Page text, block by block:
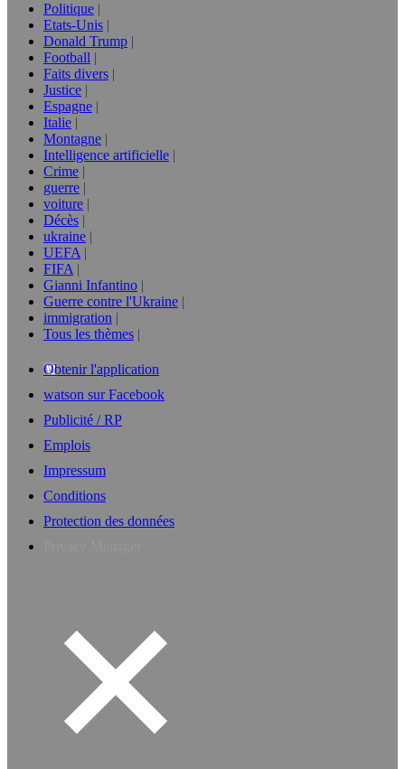
Politique
Etats-Unis
Donald Trump
Football
Faits divers
Justice
Espagne
Italie
Montagne
Intelligence artificielle
Crime
guerre
voiture
Décès
ukraine
UEFA
FIFA
Gianni Infantino
Guerre contre l'Ukraine
immigration
Tous les thèmes
Obtenir l'application
watson sur Facebook
Publicité / RP
Emplois
Impressum
Conditions
Protection des données